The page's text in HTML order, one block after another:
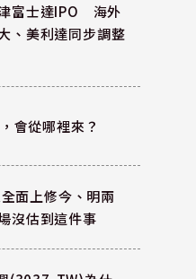
富士達IPO 海外
、美利達同步調整
會從哪裡來？
面上修今、明兩
沒估到這件事